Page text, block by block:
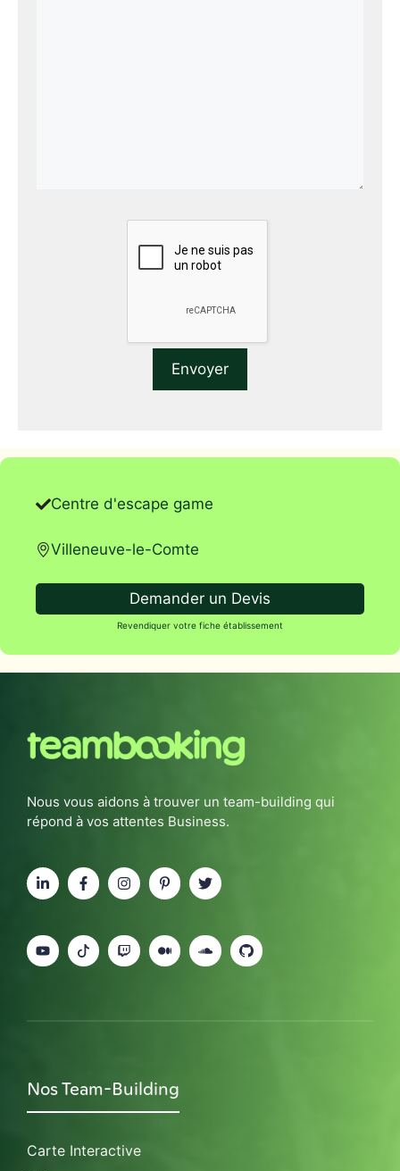
Centre d'escape game
Villeneuve-le-Comte
Demander un Devis
Revendiquer votre fiche établissement
Nous vous aidons à trouver un team-building qui
répond à vos attentes Business.
Nos Team-Building
Carte Interactive